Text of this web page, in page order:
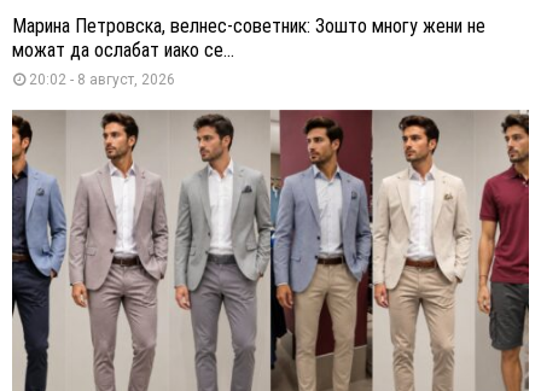
Марина Петровска, велнес-советник: Зошто многу жени не
можат да ослабат иако се...
20:02 - 8 август, 2026